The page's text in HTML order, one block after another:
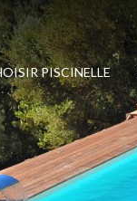
PISCINELLE